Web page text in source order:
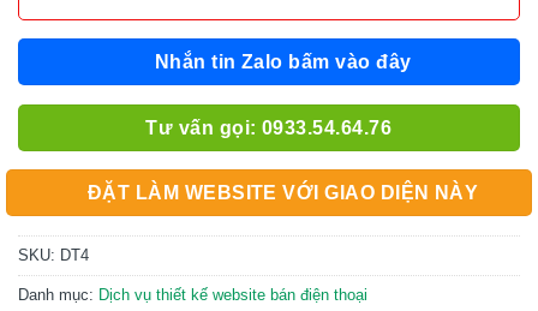
Nhắn tin Zalo bấm vào đây
Tư vấn gọi: 0933.54.64.76
ĐẶT LÀM WEBSITE VỚI GIAO DIỆN NÀY
SKU: DT4
Danh mục: Dịch vụ thiết kế website bán điện thoại